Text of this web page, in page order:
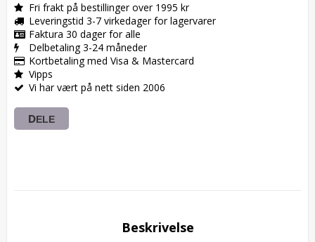
Fri frakt på bestillinger over 1995 kr
Leveringstid 3-7 virkedager for lagervarer
Faktura 30 dager for alle
Delbetaling 3-24 måneder
Kortbetaling med Visa & Mastercard
Vipps
Vi har vært på nett siden 2006
DELE
Beskrivelse